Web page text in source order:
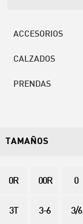
ACCESORIOS
CALZADOS
PRENDAS
TAMAÑOS
0R 00R 0
3T 3-6 3/6